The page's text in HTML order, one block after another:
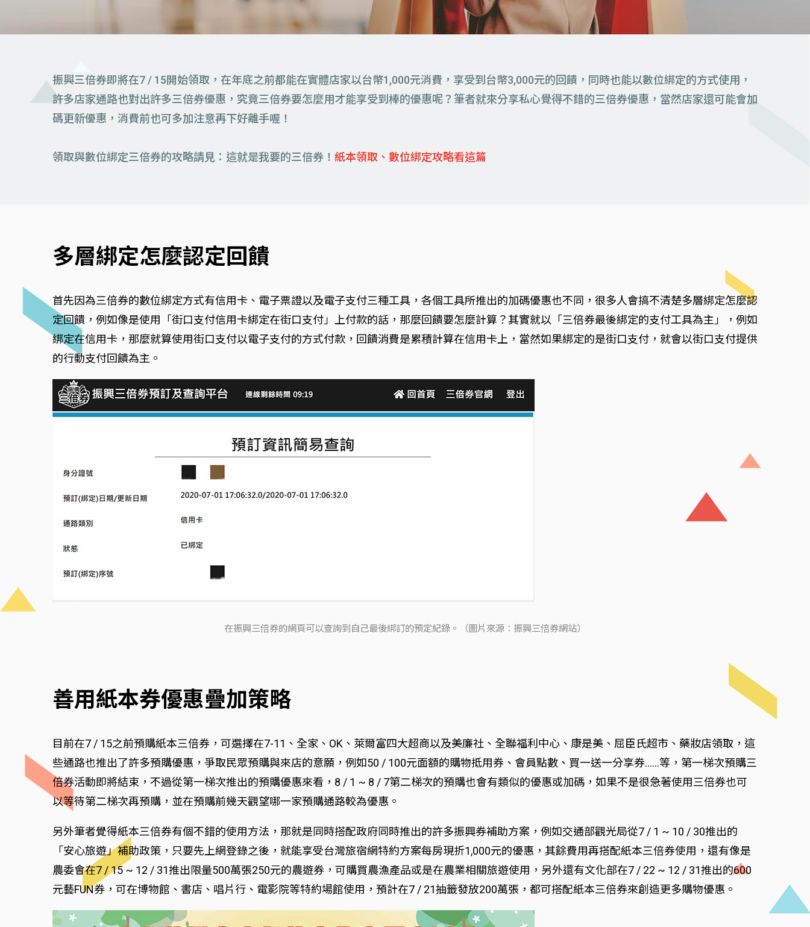
振興三倍券即將在7 / 15開始領取，在年底之前都能在實體店家以台幣1,000元消費，享受到台幣3,000元的回饋，同時也能以數位綁定的方式使用，
許多店家通路也對出許多三倍券優惠，究竟三倍券要怎麼用才能享受到棒的優惠呢？筆者就來分享私心覺得不錯的三倍券優惠，當然店家還可能會加
碼更新優惠，消費前也可多加注意再下好離手喔！
領取與數位綁定三倍券的攻略請見：這就是我要的三倍券！ 紙本領取、數位綁定攻略看這篇
多層綁定怎麼認定回饋
首先因為三倍券的數位綁定方式有信用卡、電子票證以及電子支付三種工具，各個工具所推出的加碼優惠也不同，很多人會搞不清楚多層綁定怎麼認
定回饋，例如像是使用「街口支付信用卡綁定在街口支付」上付款的話，那麼回饋要怎麼計算？其實就以「三倍券最後綁定的支付工具為主」，例如
綁定在信用卡，那麼就算使用街口支付以電子支付的方式付款，回饋消費是累積計算在信用卡上，當然如果綁定的是街口支付，就會以街口支付提供
的行動支付回饋為主。
在振興三倍券的網頁可以查詢到自己最後綁訂的預定紀錄。（圖片來源：振興三倍券網站）
善用紙本券優惠疊加策略
目前在7 / 15之前預購紙本三倍券，可選擇在7-11、全家、OK、萊爾富四大超商以及美廉社、全聯福利中心、康是美、屈臣氏超市、藥妝店領取，這
些通路也推出了許多預購優惠，爭取民眾預購與來店的意願，例如50 / 100元面額的購物抵用券、會員點數、買一送一分享券……等，第一梯次預購三
倍券活動即將結束，不過從第一梯次推出的預購優惠來看，8 / 1 ~ 8 / 7第二梯次的預購也會有類似的優惠或加碼，如果不是很急著使用三倍券也可
以等待第二梯次再預購，並在預購前幾天觀望哪一家預購通路較為優惠。
另外筆者覺得紙本三倍券有個不錯的使用方法，那就是同時搭配政府同時推出的許多振興券補助方案，例如交通部觀光局從7 / 1 ~ 10 / 30推出的
「安心旅遊」補助政策，只要先上網登錄之後，就能享受台灣旅宿網特約方案每房現折1,000元的優惠，其餘費用再搭配紙本三倍券使用，還有像是
農委會在7 / 15 ~ 12 / 31推出限量500萬張250元的農遊券，可購買農漁產品或是在農業相關旅遊使用，另外還有文化部在7 / 22 ~ 12 / 31推出的600
元藝FUN券，可在博物館、書店、唱片行、電影院等特約場館使用，預計在7 / 21抽籤發放200萬張，都可搭配紙本三倍券來創造更多購物優惠。